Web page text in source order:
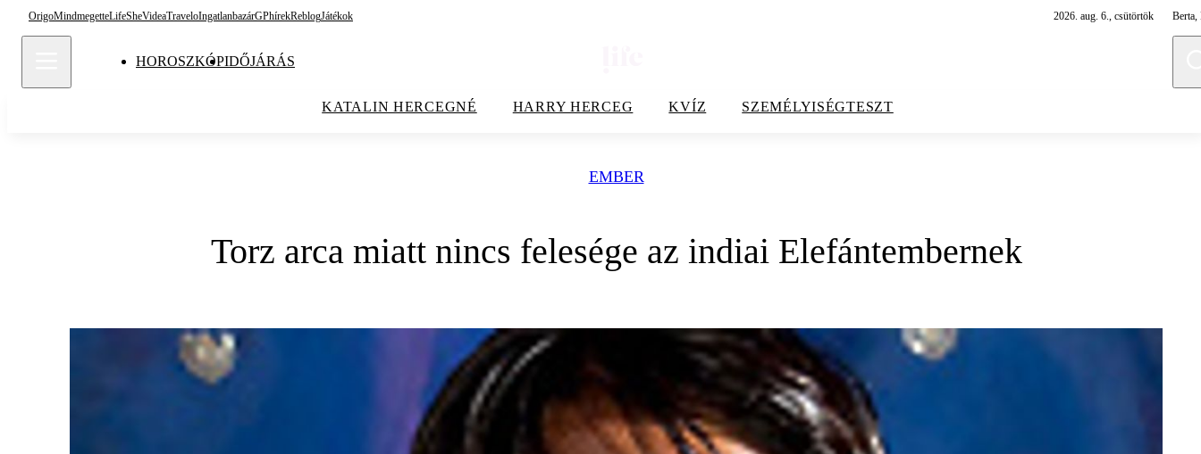
OrigoMindmegetteLifeSheVideaTraveloIngatlanbazárGPhírekReblogJátékok 2026. aug. 6., csütörtök Berta,
HOROSZKÓPIDŐJÁRÁS
KATALIN HERCEGNÉ HARRY HERCEG KVÍZ SZEMÉLYISÉGTESZT
EMBER
Torz arca miatt nincs felesége az indiai Elefántembernek